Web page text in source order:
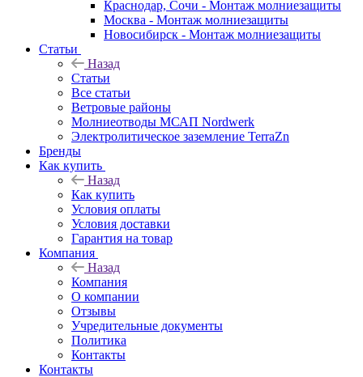
Краснодар, Сочи - Монтаж молниезащиты
Москва - Монтаж молниезащиты
Новосибирск - Монтаж молниезащиты
Статьи
Назад
Статьи
Все статьи
Ветровые районы
Молниеотводы МСАП Nordwerk
Электролитическое заземление TerraZn
Бренды
Как купить
Назад
Как купить
Условия оплаты
Условия доставки
Гарантия на товар
Компания
Назад
Компания
О компании
Отзывы
Учредительные документы
Политика
Контакты
Контакты